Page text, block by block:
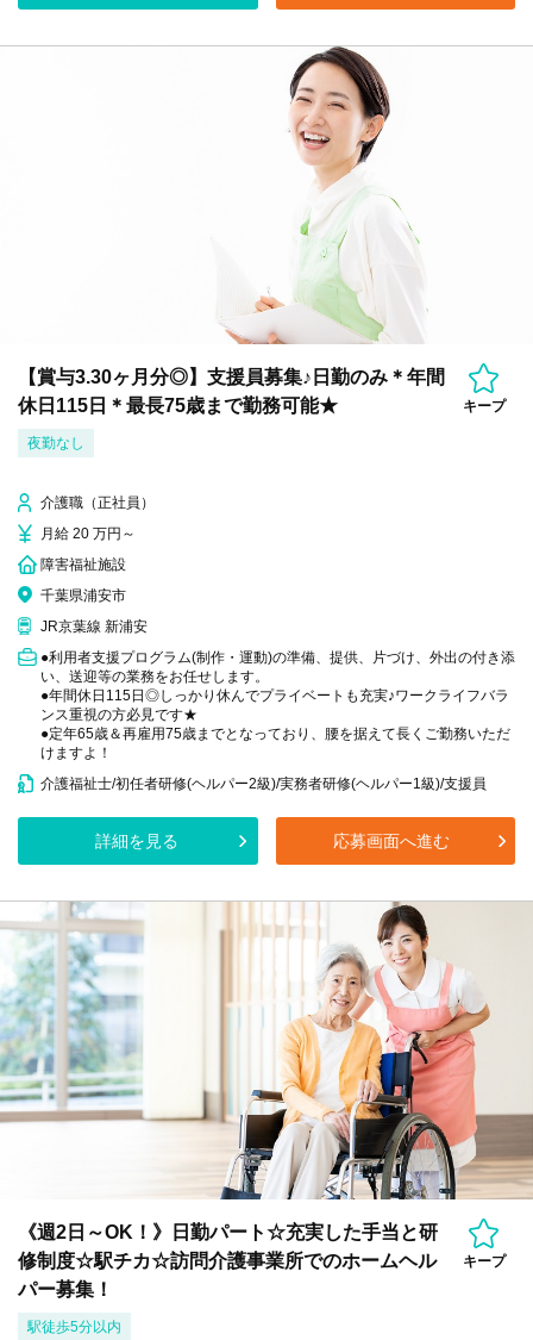
【賞与3.30ヶ月分◎】支援員募集♪日勤のみ＊年間
休日115日＊最長75歳まで勤務可能★
キープ
夜勤なし
介護職（正社員）
月給 20 万円～
障害福祉施設
千葉県浦安市
JR京葉線 新浦安
●利用者支援プログラム(制作・運動)の準備、提供、片づけ、外出の付き添
い、送迎等の業務をお任せします。
●年間休日115日◎しっかり休んでプライベートも充実♪ワークライフバラ
ンス重視の方必見です★
●定年65歳＆再雇用75歳までとなっており、腰を据えて長くご勤務いただ
けますよ！
介護福祉士/初任者研修(ヘルパー2級)/実務者研修(ヘルパー1級)/支援員
詳細を見る 応募画面へ進む
《週2日～OK！》日勤パート☆充実した手当と研
修制度☆駅チカ☆訪問介護事業所でのホームヘル
パー募集！
キープ
駅徒歩5分以内